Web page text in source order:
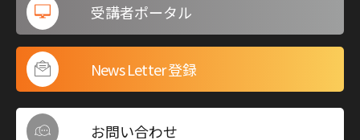
受講者ポータル
News Letter 登録
お問い合わせ